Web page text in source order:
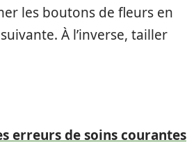
les boutons de fleurs en
À l’inverse, tailler
erreurs de soins courantes